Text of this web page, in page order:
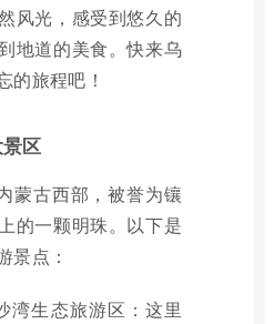
风光，感受到悠久的
地道的美食。快来乌
的旅程吧！
区
蒙古西部，被誉为镶
的一颗明珠。以下是
景点：
湾生态旅游区：这里